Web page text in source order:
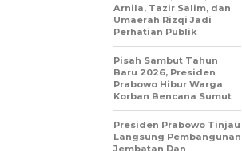
Arnila, Tazir Salim, dan
Umaerah Rizqi Jadi
Perhatian Publik
Pisah Sambut Tahun
Baru 2026, Presiden
Prabowo Hibur Warga
Korban Bencana Sumut
Presiden Prabowo Tinjau
Langsung Pembangunan
Jembatan Dan